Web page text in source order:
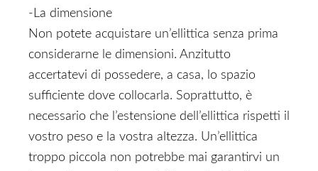
-La dimensione
Non potete acquistare un’ellittica senza prima
considerarne le dimensioni. Anzitutto
accertatevi di possedere, a casa, lo spazio
sufficiente dove collocarla. Soprattutto, è
necessario che l’estensione dell’ellittica rispetti il
vostro peso e la vostra altezza. Un’ellittica
troppo piccola non potrebbe mai garantirvi un